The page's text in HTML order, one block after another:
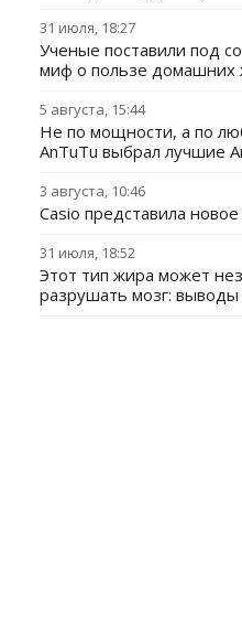
31 июля, 18:27
Ученые поставили под
миф о пользе домашних
5 августа, 15:44
Не по мощности, а по
AnTuTu выбрал лучшие
3 августа, 10:46
Casio представила
31 июля, 18:52
Этот тип жира может
разрушать мозг: выводы